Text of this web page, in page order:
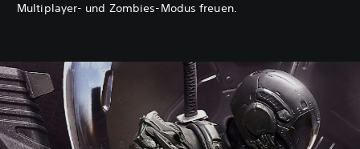
Multiplayer- und Zombies-Modus freuen.